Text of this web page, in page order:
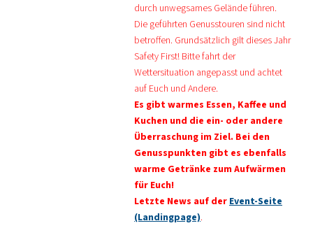
durch unwegsames Gelände führen.
Die geführten Genusstouren sind nicht
betroffen. Grundsätzlich gilt dieses Jahr
Safety First! Bitte fahrt der
Wettersituation angepasst und achtet
auf Euch und Andere.
Es gibt warmes Essen, Kaffee und
Kuchen und die ein- oder andere
Überraschung im Ziel. Bei den
Genusspunkten gibt es ebenfalls
warme Getränke zum Aufwärmen
für Euch!
Letzte News auf der Event-Seite
(Landingpage).